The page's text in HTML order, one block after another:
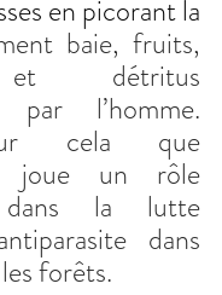
en picorant la
baie, fruits,
et détritus
par l’homme.
cela que
joue un rôle
dans la lutte
dans
forêts.